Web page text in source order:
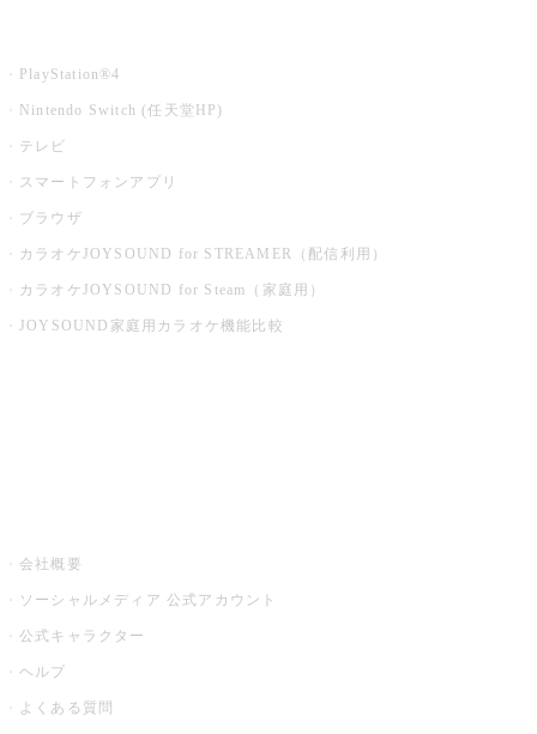
PlayStation®4
Nintendo Switch (任天堂HP)
テレビ
スマートフォンアプリ
ブラウザ
カラオケJOYSOUND for STREAMER（配信利用）
カラオケJOYSOUND for Steam（家庭用）
JOYSOUND家庭用カラオケ機能比較
会社概要
ソーシャルメディア 公式アカウント
公式キャラクター
ヘルプ
よくある質問